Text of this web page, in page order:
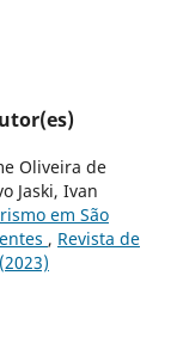
Oliveira de
Jaski, Ivan
em São
, Revista de